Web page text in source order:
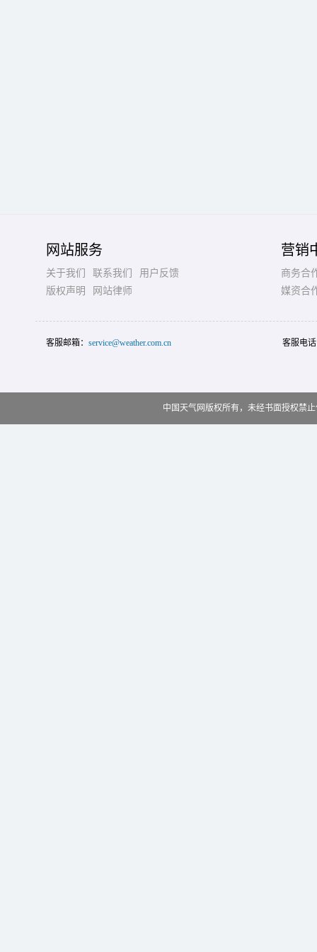
网站服务
关于我们 联系我们
用户反馈
版权声明
网站律师
营销
商务合
媒资合
客服邮箱： service@weather.com.cn 客服电
中国天气网版权所有，未经书面授权